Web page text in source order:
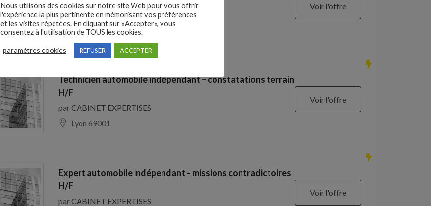
parSODILINE
94100 Saint-Maur-des-Fossés
Voir l'offre
Technicien automobile indépendant – constatations terrain
H/F
parCABINET EXPERTISES
Lyon 69001
Voir l'offre
Expert automobile indépendant – missions contradictoires
H/F
parCABINET EXPERTISES
Voir l'offre
Nous utilisons des cookies sur notre site Web pour vous offrir
l'expérience la plus pertinente en mémorisant vos préférences
et les visites répétées. En cliquant sur «Accepter», vous
consentez à l'utilisation de TOUS les cookies.
paramètres cookies REFUSER ACCEPTER